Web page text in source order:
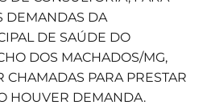
DEMANDAS DA
DE SAÚDE DO
DOS MACHADOS/MG,
CHAMADAS PARA PRESTAR
HOUVER DEMANDA.